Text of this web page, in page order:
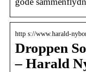
http s://www.harald-
Droppen
– Harald